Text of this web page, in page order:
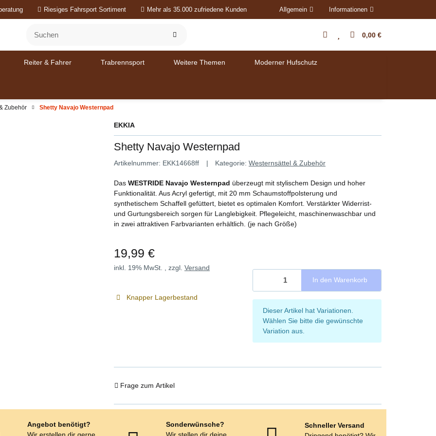
Riesiges Fahrsport Sortiment Mehr als 35.000 zufriedene Kunden Allgemein Informationen
0,00 €
Reiter & Fahrer Trabrennsport Weitere Themen Moderner Hufschutz
Zubehör Shetty Navajo Westernpad
EKKIA
Shetty Navajo Westernpad
Artikelnummer: EKK14668ff Kategorie: Westernsättel & Zubehör
Das WESTRIDE Navajo Westernpad überzeugt mit stylischem Design und hoher
Funktionalität. Aus Acryl gefertigt, mit 20 mm Schaumstoffpolsterung und
synthetischem Schaffell gefüttert, bietet es optimalen Komfort. Verstärkter Widerrist-
und Gurtungsbereich sorgen für Langlebigkeit. Pflegeleicht, maschinenwaschbar und
in zwei attraktiven Farbvarianten erhältlich. (je nach Größe)
19,99 €
inkl. 19% MwSt. , zzgl. Versand
Knapper Lagerbestand
In den Warenkorb
x
Dieser Artikel hat Variationen.
Wählen Sie bitte die gewünschte
Variation aus.
Frage zum Artikel
Angebot benötigt?
Sonderwünsche?
Schneller Versand